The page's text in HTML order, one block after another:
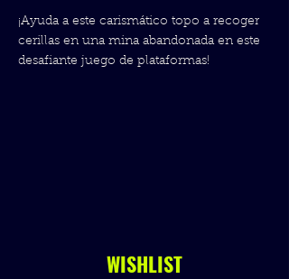
¡Ayuda a este carismático topo a recoger
cerillas en una mina abandonada en este
desafiante juego de plataformas!
WISHLIST